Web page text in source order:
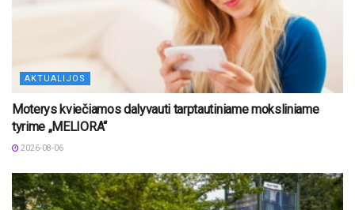
AKTUALIJOS
Moterys kviečiamos dalyvauti tarptautiniame moksliniame
tyrime „MELIORA“
2026-08-06